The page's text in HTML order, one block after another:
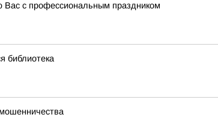
с профессиональным праздником
библиотека